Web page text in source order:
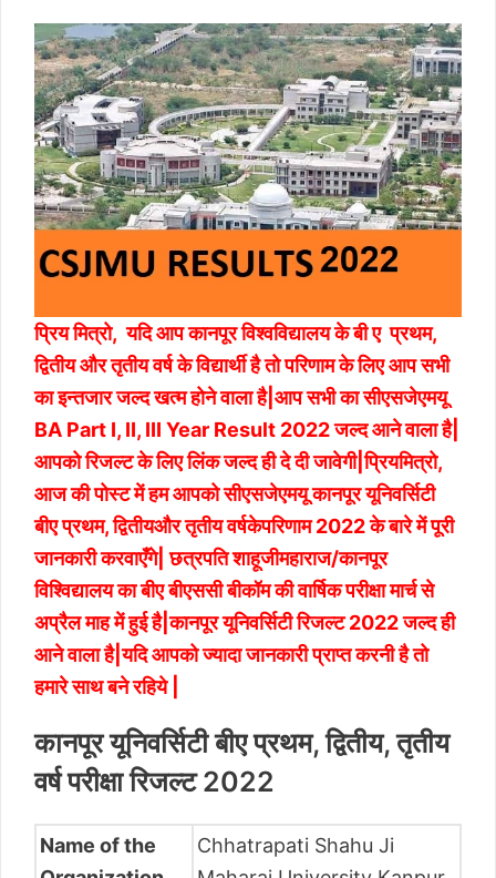
प्रिय मित्रो, यदि आप कानपूर विश्वविद्यालय के बी ए प्रथम,
द्वितीय और तृतीय वर्ष के विद्यार्थी है तो परिणाम के लिए आप सभी
का इन्तजार जल्द खत्म होने वाला है|आप सभी का सीएसजेएमयू
BA Part I, II, III Year Result 2022 जल्द आने वाला है|
आपको रिजल्ट के लिए लिंक जल्द ही दे दी जावेगी|प्रियमित्रो,
आज की पोस्ट में हम आपको सीएसजेएमयू कानपूर यूनिवर्सिटी
बीए प्रथम, द्वितीयऔर तृतीय वर्षकेपरिणाम 2022 के बारे में पूरी
जानकारी करवाएँगे| छत्रपति शाहूजीमहाराज/कानपूर
विश्विद्यालय का बीए बीएससी बीकॉम की वार्षिक परीक्षा मार्च से
अप्रैल माह में हुई है|कानपूर यूनिवर्सिटी रिजल्ट 2022 जल्द ही
आने वाला है|यदि आपको ज्यादा जानकारी प्राप्त करनी है तो
हमारे साथ बने रहिये |
कानपूर यूनिवर्सिटी बीए प्रथम, द्वितीय, तृतीय
वर्ष परीक्षा रिजल्ट 2022
Name of the
Chhatrapati Shahu Ji